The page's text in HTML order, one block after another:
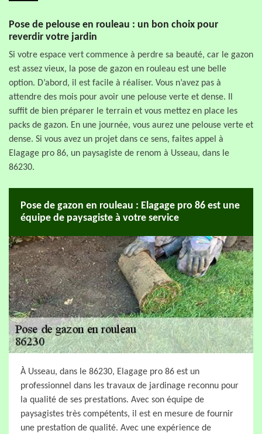
Pose de pelouse en rouleau : un bon choix pour
reverdir votre jardin
Si votre espace vert commence à perdre sa beauté, car le gazon
est assez vieux, la pose de gazon en rouleau est une belle
option. D’abord, il est facile à réaliser. Vous n’avez pas à
attendre des mois pour avoir une pelouse verte et dense. Il
suffit de bien préparer le terrain et vous mettez en place les
packs de gazon. En une journée, vous aurez une pelouse verte et
dense. Si vous avez un projet dans ce sens, faites appel à
Elagage pro 86, un paysagiste de renom à Usseau, dans le
86230.
Pose de gazon en rouleau : Elagage pro 86 est une
équipe de paysagiste à votre service
À Usseau, dans le 86230, Elagage pro 86 est un
professionnel dans les travaux de jardinage reconnu pour
la qualité de ses prestations. Avec son équipe de
paysagistes très compétents, il est en mesure de fournir
une prestation de qualité. Avec une expérience de